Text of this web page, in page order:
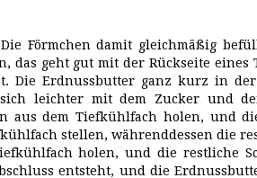
Förmchen damit gleichmäßig
das geht gut mit der Rückseite eines
Die Erdnussbutter ganz kurz in
leichter mit dem Zucker und
aus dem Tiefkühlfach holen, und
stellen, währenddessen die
holen, und die restliche
entsteht, und die